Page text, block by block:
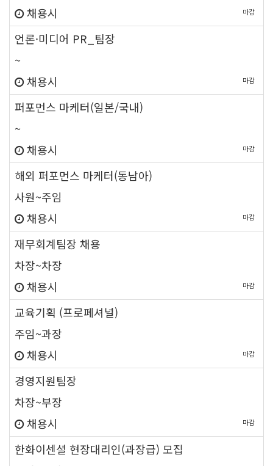
채용시
마감
언론·미디어 PR_팀장
~
채용시
마감
퍼포먼스 마케터(일본/국내)
~
채용시
마감
해외 퍼포먼스 마케터(동남아)
사원~주임
채용시
마감
재무회계팀장 채용
차장~차장
채용시
마감
교육기획 (프로페셔널)
주임~과장
채용시
마감
경영지원팀장
차장~부장
채용시
마감
한화이센셜 현장대리인(과장급) 모집